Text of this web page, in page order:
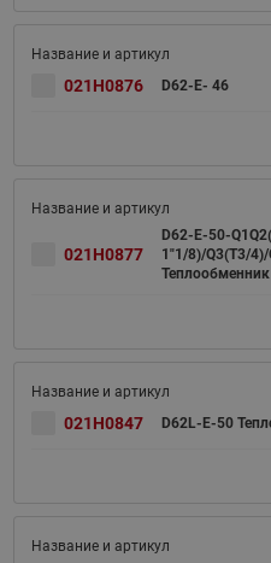
021H0876 D62-E- 46
021H0877
D62-E-50-
1"1/8)/Q3(T3/
Теплообменник
021H0847 D62L-E-50